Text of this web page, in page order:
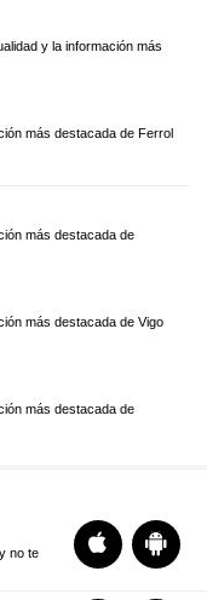
y la información más
más destacada de Ferrol
más destacada de
más destacada de Vigo
más destacada de
no te